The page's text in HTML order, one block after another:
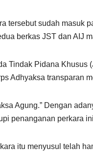
tersebut sudah masuk
berkas JST dan AIJ
Tindak Pidana Khusus
Adhyaksa transparan
Agung.” Dengan
penanganan perkara
itu menyusul telah